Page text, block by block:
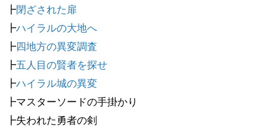
┣閉ざされた扉
┣ハイラルの大地へ
┣四地方の異変調査
┣五人目の賢者を探せ
┣ハイラル城の異変
┣マスターソードの手掛かり
┣失われた勇者の剣